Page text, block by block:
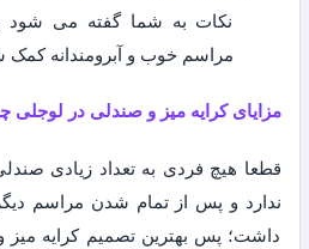
نکات به شما گفته می شود
مراسم خوب و آبرومندانه کمک
مزایای کرایه میز و صندلی در
قطعا هیچ فردی به تعداد زیادی
ندارد و پس از تمام شدن مراسم
داشت؛ پس بهترین تصمیم کرایه